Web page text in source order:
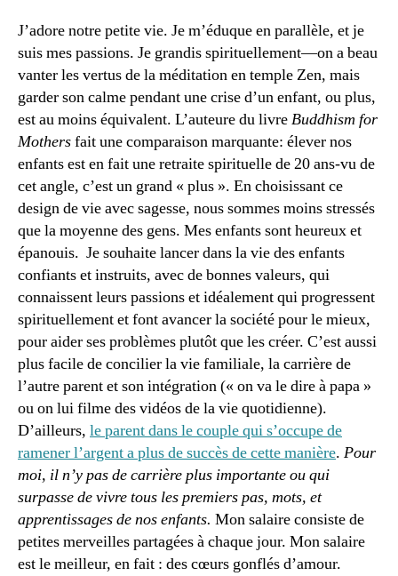
J’adore notre petite vie. Je m’éduque en parallèle, et je
suis mes passions. Je grandis spirituellement—on a beau
vanter les vertus de la méditation en temple Zen, mais
garder son calme pendant une crise d’un enfant, ou plus,
est au moins équivalent. L’auteure du livreBuddhism for
Mothersfait une comparaison marquante: élever nos
enfants est en fait une retraite spirituelle de 20 ans-vu de
cet angle, c’est un grand « plus ». En choisissant ce
design de vie avec sagesse, nous sommes moins stressés
que la moyenne des gens. Mes enfants sont heureux et
épanouis. Je souhaite lancer dans la vie des enfants
confiants et instruits, avec de bonnes valeurs, qui
connaissent leurs passions et idéalement qui progressent
spirituellement et font avancer la société pour le mieux,
pour aider ses problèmes plutôt que les créer. C’est aussi
plus facile de concilier la vie familiale, la carrière de
l’autre parent et son intégration (« on va le dire à papa »
ou on lui filme des vidéos de la vie quotidienne).
D’ailleurs, le parent dans le couple qui s’occupe de
ramener l’argent a plus de succès de cette manière. Pour
moi, il n’y pas de carrière plus importante ou qui
surpasse de vivre tous les premiers pas, mots, et
apprentissages de nos enfants. Mon salaire consiste de
petites merveilles partagées à chaque jour. Mon salaire
est le meilleur, en fait : des cœurs gonflés d’amour.